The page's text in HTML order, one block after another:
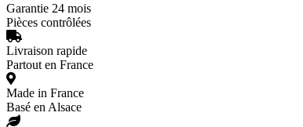
Garantie 24 mois
Pièces contrôlées
Livraison rapide
Partout en France
Made in France
Basé en Alsace